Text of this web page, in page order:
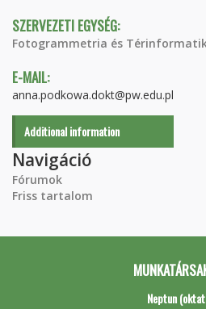
SZERVEZETI EGYSÉG:
Fotogrammetria és
E-MAIL:
anna.podkowa.dokt@pw.edu.pl
Additional information
Navigáció
Fórumok
Friss tartalom
Neptun